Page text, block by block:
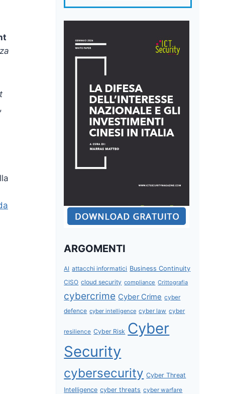
,
ARGOMENTI
AI attacchi informatici Business Continuity
CISO cloud security compliance Crittografia
cybercrime Cyber Crime cyber
defence cyber intelligence cyber law cyber
resilience Cyber Risk Cyber
Security
cybersecurity Cyber Threat
Intelligence cyber threats cyber warfare